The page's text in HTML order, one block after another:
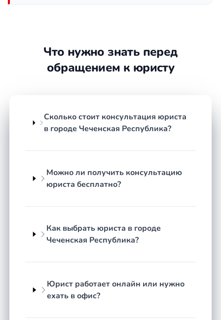
Что нужно знать перед
обращением к юристу
Сколько стоит консультация юриста
в городе Чеченская Республика?
Можно ли получить консультацию
юриста бесплатно?
Как выбрать юриста в городе
Чеченская Республика?
Юрист работает онлайн или нужно
ехать в офис?